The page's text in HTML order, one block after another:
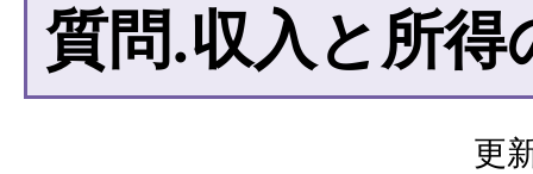
質問.収入と所得
更